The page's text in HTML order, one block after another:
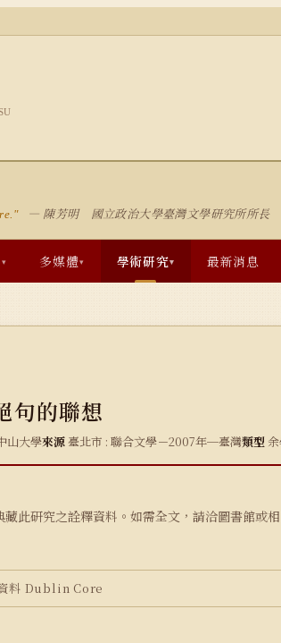
— 陳芳明 國立政治大學臺灣文學研究所所長
▾ 多媒體▾ 學術研究▾ 最新消息
句的聯想
山大學來源臺北市 : 聯合文學－2007年─臺灣類型
藏此研究之詮釋資料。如需全文，請洽圖書館或相
料 Dublin Core